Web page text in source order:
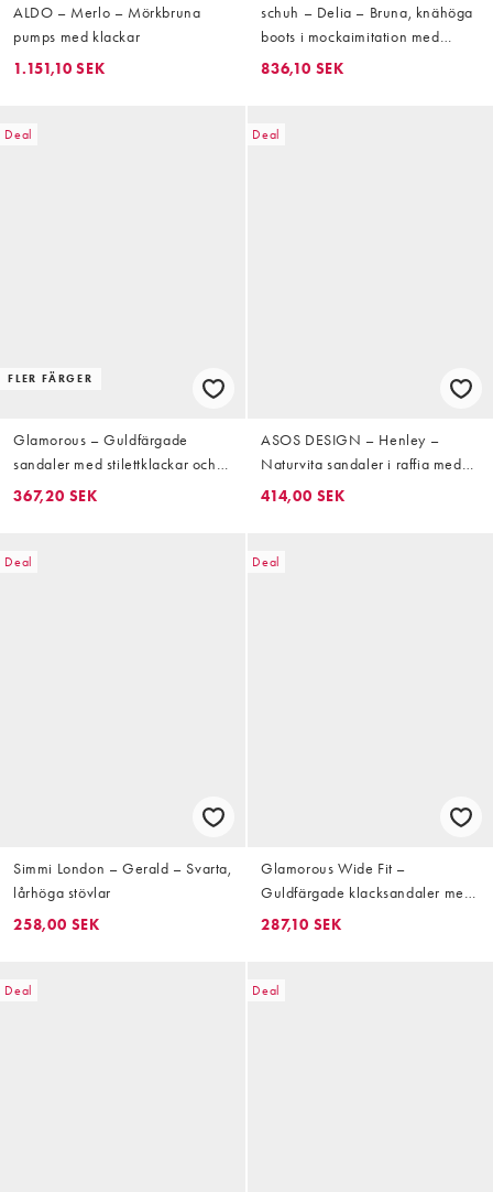
ALDO – Merlo – Mörkbruna
pumps med klackar
1.151,10 SEK
schuh – Delia – Bruna, knähöga
boots i mockaimitation med
taxklack
836,10 SEK
Deal
FLER FÄRGER
Glamorous – Guldfärgade
sandaler med stilettklackar och
blomma
367,20 SEK
Deal
ASOS DESIGN – Henley –
Naturvita sandaler i raffia med
halvhög klack och bred passform
414,00 SEK
Deal
Simmi London – Gerald – Svarta,
lårhöga stövlar
258,00 SEK
Deal
Glamorous Wide Fit –
Guldfärgade klacksandaler med
låga blockklackar
287,10 SEK
Deal Deal